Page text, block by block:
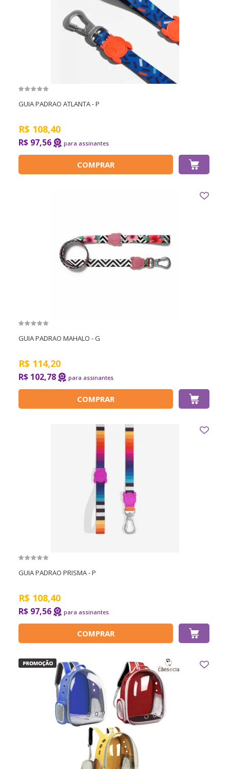
GUIA PADRAO ATLANTA - P
R$ 108,40
R$ 97,56
COMPRAR
GUIA PADRAO MAHALO - G
R$ 114,20
R$ 102,78
COMPRAR
GUIA PADRAO PRISMA - P
R$ 108,40
R$ 97,56
COMPRAR